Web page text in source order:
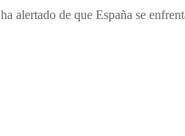
ha alertado de que España se